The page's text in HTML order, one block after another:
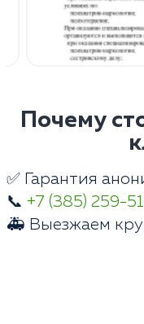
Почему
✅ Гарантия
📞 +7 (385) 259-
🚑 Выезжаем